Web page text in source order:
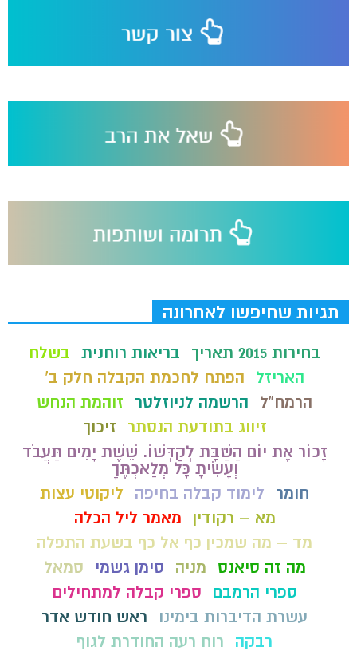
תגיות שחיפשו לאחרונה
בחירות 2015 תאריך בריאות רוחנית בשלח
האריזל
הפתח לחכמת הקבלה חלק ב'
הרמח"ל
הרשמה לניוזלטר
זוהמת הנחש
זיווג בתודעת הנסתר
זיכוך
זָכוֹר אֶת יוֹם הַשַּׁבָּת לְקַדְּשׁוֹ. שֵׁשֶׁת יָמִים תַּעֲבֹד
וְעָשִׂיתָ כָּל מְלַאכְתֶּךָ
חומר
לימוד קבלה בחיפה
ליקוטי עצות
מא – רקודין
מאמר ליל הכלה
מד – מה שמכין כף אל כף בשעת התפלה
מה זה סיאנס
מניה סימן גשמי
סמאל
ספרי הרמבם
ספרי קבלה למתחילים
עשרת הדיברות בימינו
ראש חודש אדר
רבקה
רוח רעה החודרת לגוף